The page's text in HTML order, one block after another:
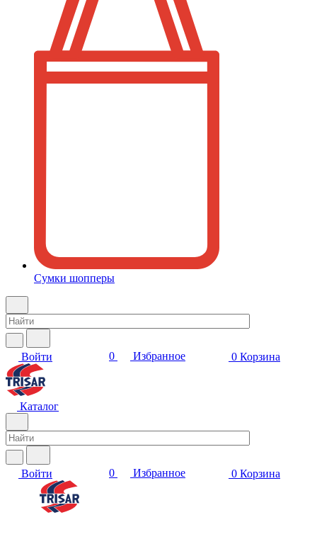
Сумки шопперы
Войти 0 Избранное 0 Корзина
Каталог
Войти 0 Избранное 0 Корзина